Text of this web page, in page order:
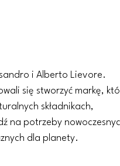
i Alberto Lievore.
się stworzyć markę,
składnikach,
na potrzeby
dla planety.